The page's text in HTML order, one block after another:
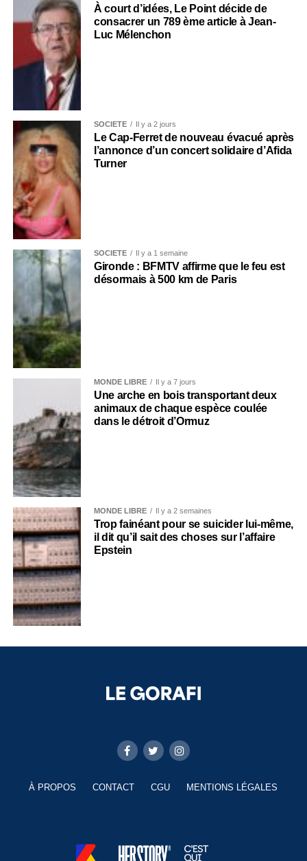
À court d’idées, Le Point décide de
consacrer un 789 ème article à Jean-
Luc Mélenchon
SOCIÉTÉ Il y a 2 jours
Le Cap-Ferret de nouveau évacué après
l’annonce d’un concert solidaire d’Afida
Turner
SOCIÉTÉ Il y a 1 semaine
Gironde : BFMTV affirme que le feu est
désormais à 500 km de Paris
MONDE LIBRE Il y a 7 jours
Une arche en bois transportant deux
animaux de chaque espèce coulée
dans le détroit d’Ormuz
MONDE LIBRE Il y a 2 semaines
Trop fainéant pour se suicider lui-même,
il dit qu’il sait des choses sur l’affaire
Epstein
À PROPOS CONTACT CGU MENTIONS LÉGALES